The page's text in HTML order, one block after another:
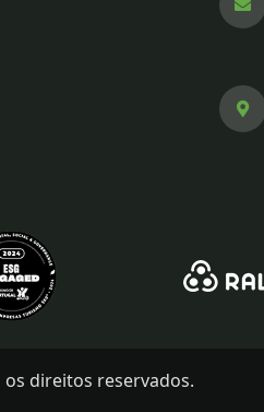
os direitos reservados.